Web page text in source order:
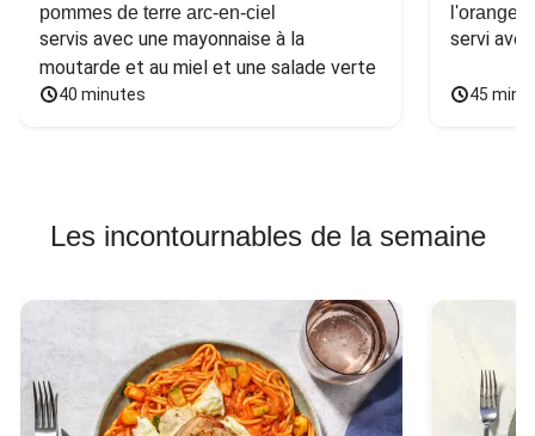
pommes de terre arc-en-ciel
servis avec une mayonnaise à la
moutarde et au miel et une salade verte
40 minutes
l'orange
servi
45
Les incontournables de la semaine